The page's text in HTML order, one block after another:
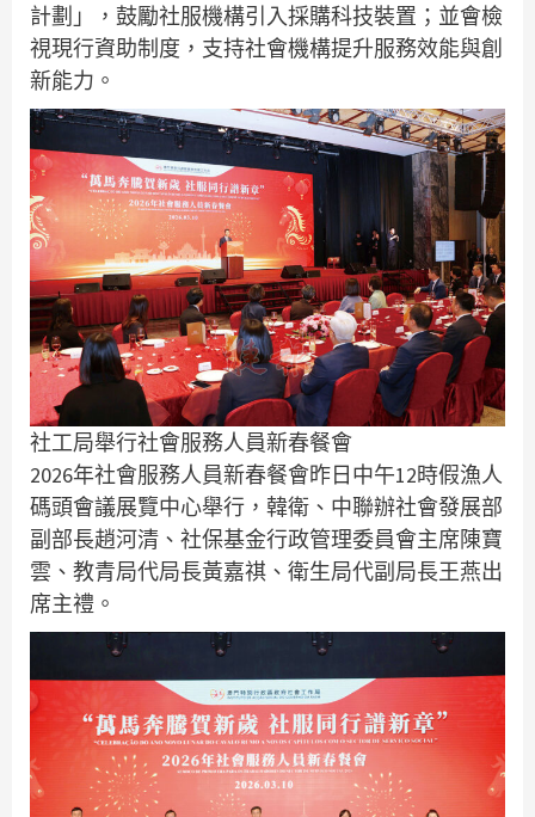
計劃」，鼓勵社服機構引入採購科技裝置；並會檢
視現行資助制度，支持社會機構提升服務效能與創
新能力。
社工局舉行社會服務人員新春餐會
2026年社會服務人員新春餐會昨日中午12時假漁人
碼頭會議展覽中心舉行，韓衛、中聯辦社會發展部
副部長趙河清、社保基金行政管理委員會主席陳寶
雲、教青局代局長黃嘉祺、衛生局代副局長王燕出
席主禮。